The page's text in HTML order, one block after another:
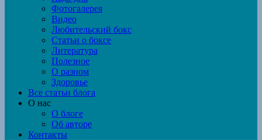
Фотогалерея
Видео
Любительский бокс
Статьи о боксе
Литература
Полезное
О разном
Здоровье
Все статьи блога
О нас
О блоге
Об авторе
Контакты